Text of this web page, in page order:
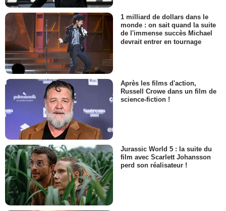
1 milliard de dollars dans le
monde : on sait quand la suite
de l'immense succès Michael
devrait entrer en tournage
Après les films d'action,
Russell Crowe dans un film de
science-fiction !
Jurassic World 5 : la suite du
film avec Scarlett Johansson
perd son réalisateur !